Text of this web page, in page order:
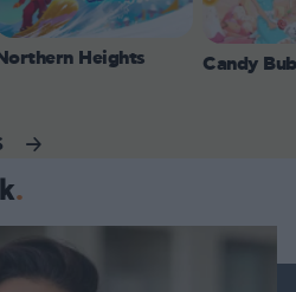
Heights Candy